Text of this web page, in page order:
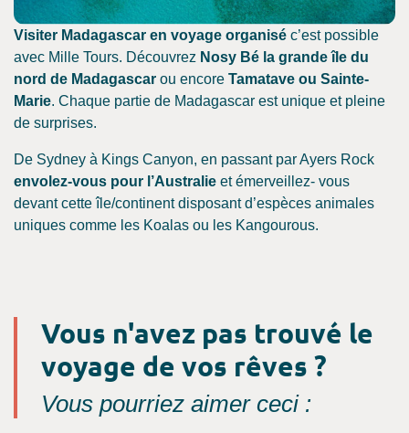
Visiter Madagascar en voyage organisé c’est possible
avec Mille Tours. Découvrez Nosy Bé la grande île du
nord de Madagascar ou encore Tamatave ou Sainte-
Marie. Chaque partie de Madagascar est unique et pleine
de surprises.
De Sydney à Kings Canyon, en passant par Ayers Rock
envolez-vous pour l’Australie et émerveillez- vous
devant cette île/continent disposant d’espèces animales
uniques comme les Koalas ou les Kangourous.
Vous n'avez pas trouvé le
voyage de vos rêves ?
Vous pourriez aimer ceci :